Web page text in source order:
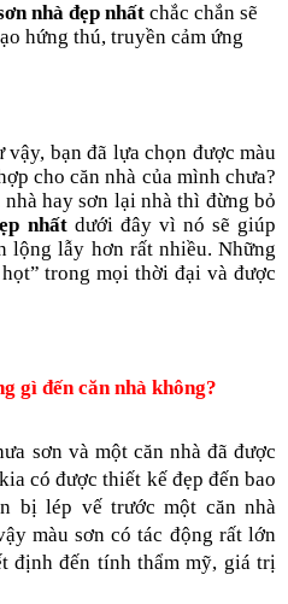
nhà đẹp nhất chắc chắn sẽ
hứng thú, truyền cảm ứng
bạn đã lựa chọn được màu
cho căn nhà của mình chưa?
hay sơn lại nhà thì đừng bỏ
nhất dưới đây vì nó sẽ giúp
lộng lẫy hơn rất nhiều. Những
trong mọi thời đại và được
gì đến căn nhà không?
sơn và một căn nhà đã được
có được thiết kế đẹp đến bao
bị lép vế trước một căn nhà
màu sơn có tác động rất lớn
định đến tính thẩm mỹ, giá trị